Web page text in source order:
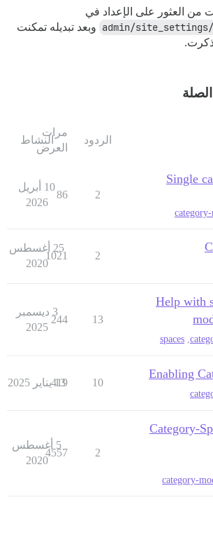
من العثور على الإعداد في
وبعد تبديله تمكنت
ذكرت.
الردود
مرات
العرض
النشاط
Single
2
86
10 أبريل
2026
2
1021
25 أغسطس
2020
Help with
spaces
13
244
3 ديسمبر
2025
Enabling
10
419
13 يناير 2025
Category-
category-
2
4557
5 أغسطس
2020